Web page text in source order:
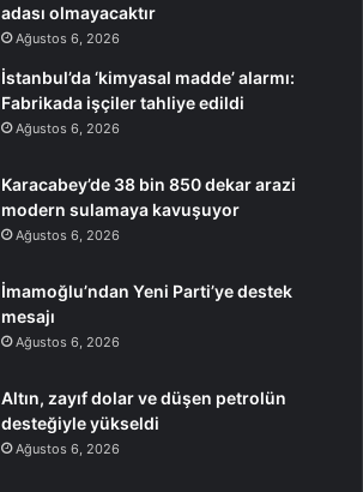
adası olmayacaktır
Ağustos 6, 2026
İstanbul’da ‘kimyasal madde’ alarmı:
Fabrikada işçiler tahliye edildi
Ağustos 6, 2026
Karacabey’de 38 bin 850 dekar arazi
modern sulamaya kavuşuyor
Ağustos 6, 2026
İmamoğlu’ndan Yeni Parti’ye destek
mesajı
Ağustos 6, 2026
Altın, zayıf dolar ve düşen petrolün
desteğiyle yükseldi
Ağustos 6, 2026